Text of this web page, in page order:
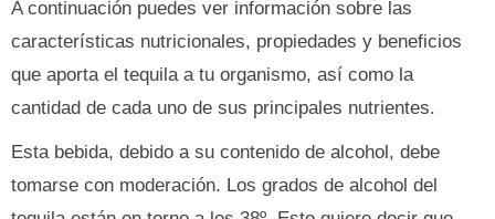
A continuación puedes ver información sobre las
características nutricionales, propiedades y beneficios
que aporta el tequila a tu organismo, así como la
cantidad de cada uno de sus principales nutrientes.
Esta bebida, debido a su contenido de alcohol, debe
tomarse con moderación. Los grados de alcohol del